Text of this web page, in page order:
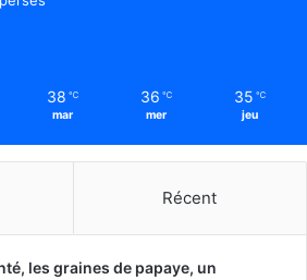
38 ℃
mar
36 ℃
mer
35 ℃
jeu
Récent
les graines de papaye, un